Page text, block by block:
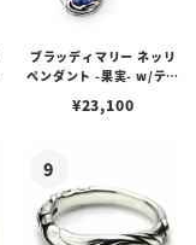
ブラッディマリー ネッリ
ペンダント -果実- w/ティ
¥23,100